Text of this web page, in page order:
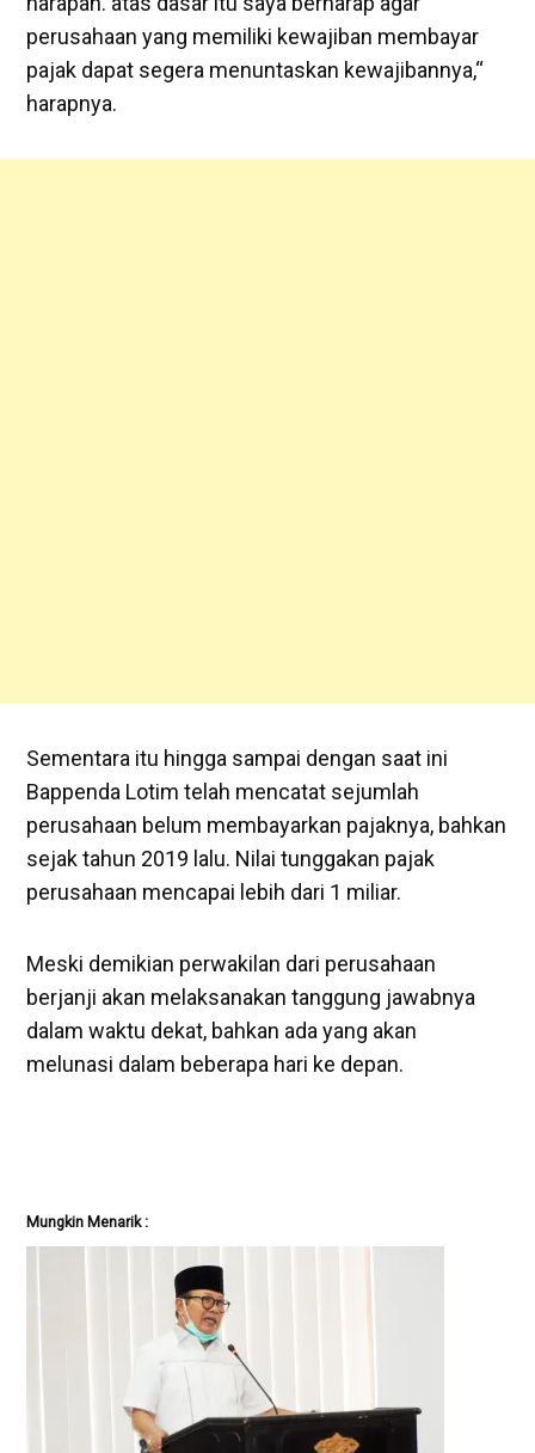
perusahaan yang memiliki kewajiban membayar
pajak dapat segera menuntaskan kewajibannya,“
harapnya.
Sementara itu hingga sampai dengan saat ini
Bappenda Lotim telah mencatat sejumlah
perusahaan belum membayarkan pajaknya, bahkan
sejak tahun 2019 lalu. Nilai tunggakan pajak
perusahaan mencapai lebih dari 1 miliar.
Meski demikian perwakilan dari perusahaan
berjanji akan melaksanakan tanggung jawabnya
dalam waktu dekat, bahkan ada yang akan
melunasi dalam beberapa hari ke depan.
Mungkin Menarik :